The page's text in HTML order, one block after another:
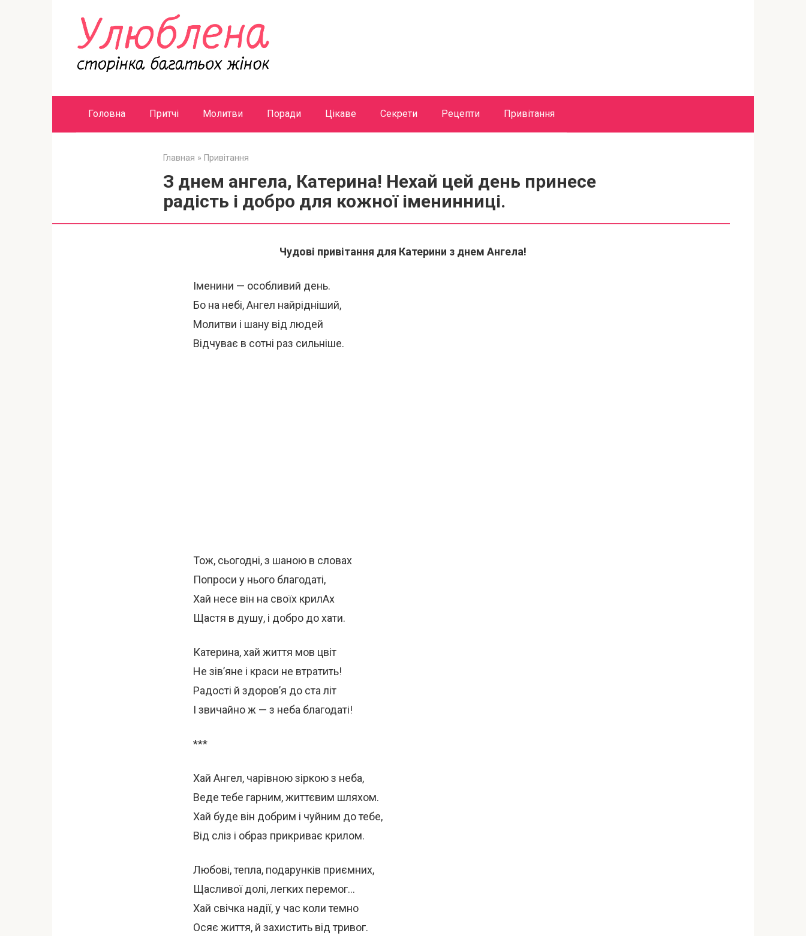
Головна Притчі Молитви Поради Цікаве Секрети Рецепти Привітання
Главная » Привітання
З днем ангела, Катерина! Нехай цей день принесе
радість і добро для кожної іменинниці.
Чудові привітання для Катерини з днем Ангела!
Іменини — особливий день.
Бо на небі, Ангел найрідніший,
Молитви і шану від людей
Відчуває в сотні раз сильніше.
Тож, сьогодні, з шаною в словах
Попроси у нього благодаті,
Хай несе він на своїх крилАх
Щастя в душу, і добро до хати.
Катерина, хай життя мов цвіт
Не зів’яне і краси не втратить!
Радості й здоров’я до ста літ
І звичайно ж — з неба благодаті!
***
Хай Ангел, чарівною зіркою з неба,
Веде тебе гарним, життєвим шляхом.
Хай буде він добрим і чуйним до тебе,
Від сліз і образ прикриває крилом.
Любові, тепла, подарунків приємних,
Щасливої долі, легких перемог…
Хай свічка надії, у час коли темно
Осяє життя, й захистить від тривог.